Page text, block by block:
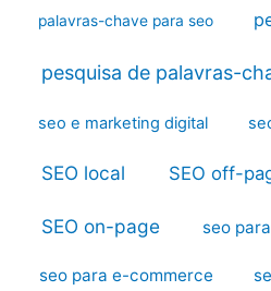
palavras-chave para seo
pesquisa de palavras-
seo e marketing digital
SEO local SEO off-
SEO on-page seo
seo para e-commerce